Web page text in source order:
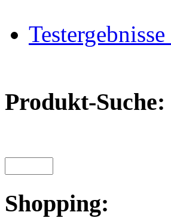
Produkt-Suche:
Shopping: